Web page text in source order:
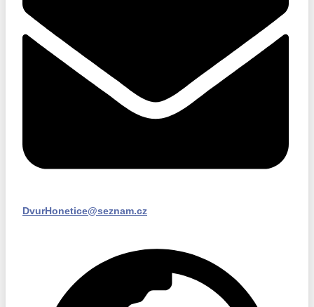
DvurHonetice@seznam.cz